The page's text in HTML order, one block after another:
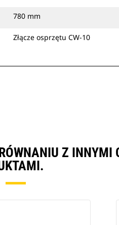
780 mm
Złącze osprzętu CW-10
Z INNYMI